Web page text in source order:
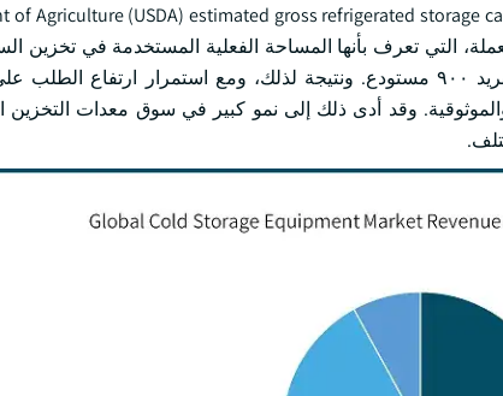
of Agriculture (USDA) estimated gross refrigerated storage
المائة من المساحة الإجمالية. وبلغ مجموع عدد مستودعات التبريد ٩٠٠ مستودع. ونتيجة لذلك، ومع
وقد أدى ذلك إلى نمو كبير في سوق معدات التخزين